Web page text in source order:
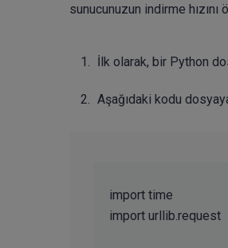
sunucunuzun indirme hızını
İlk olarak, bir Python
Aşağıdaki kodu dosyaya
import time
import urllib.request